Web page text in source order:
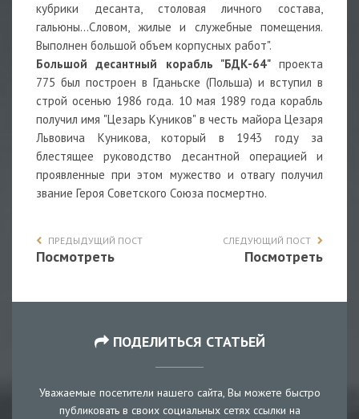
кубрики десанта, столовая личного состава,
гальюны…Словом, жилые и служебные помещения.
Выполнен большой объем корпусных работ".
Большой десантный корабль "БДК-64"проекта
775 был построен в Гданьске (Польша) и вступил в
строй осенью 1986 года. 10 мая 1989 года корабль
получил имя "Цезарь Куников" в честь майора Цезаря
Львовича Куникова, который в 1943 году за
блестящее руководство десантной операцией и
проявленные при этом мужество и отвагу получил
звание Героя Советского Союза посмертно.
ПРЕДЫДУЩИЙ ПОСТ
Посмотреть
СЛЕДУЮЩИЙ ПОСТ
Посмотреть
ПОДЕЛИТЬСЯ СТАТЬЕЙ
Уважаемые посетители нашего сайта, Вы можете быстро
публиковать в своих социальных сетях ссылки на